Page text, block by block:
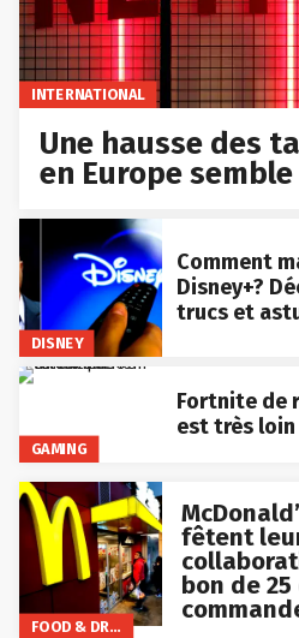
INTERNATIONAL
Une hausse des
en Europe
DISNEY
Comment
Disney+?
trucs et
GAMING
Fortnite de
est très
FOOD & DRINKS
fêtent
bon de